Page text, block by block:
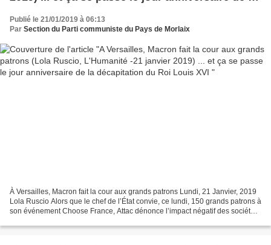
décapitation du Roi Louis XVI
Publié le 21/01/2019 à 06:13
Par Section du Parti communiste du Pays de Morlaix
À Versailles, Macron fait la cour aux grands patrons Lundi, 21 Janvier, 2019
Lola Ruscio Alors que le chef de l’État convie, ce lundi, 150 grands patrons à
son événement Choose France, Attac dénonce l’impact négatif des sociétés